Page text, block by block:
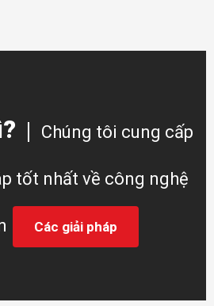
Chúng tôi cung cấp
tốt nhất về công nghệ
Các giải pháp